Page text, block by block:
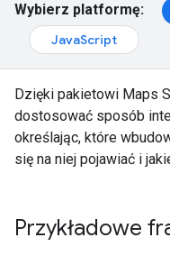
Wybierz platformę:
JavaScript
Dzięki pakietowi Maps
dostosować sposób
określając, które
się na niej pojawiać i
Przykładowe